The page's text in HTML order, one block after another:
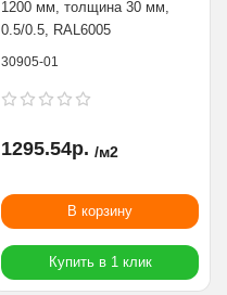
1200 мм, толщина 30 мм,
0.5/0.5, RAL6005
30905-01
1295.54р. /м2
В корзину
Купить в 1 клик